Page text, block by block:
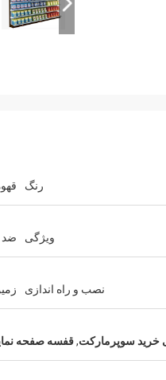
و بسیار با کیفیت برای درمان سطح است. من
رنگ
ویژگی ضد
نصب و راه اندازی
خرید سوپرمارکت,قفسه صفحه